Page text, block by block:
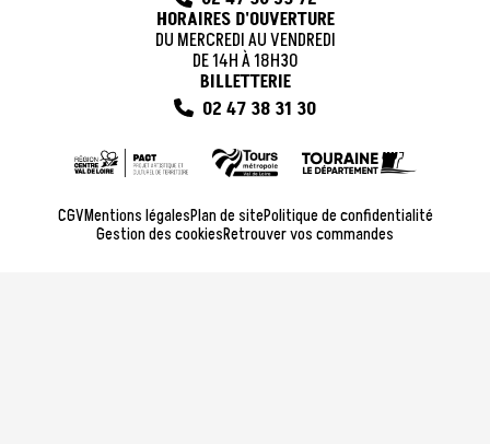
HORAIRES D'OUVERTURE
DU MERCREDI AU VENDREDI
DE 14H À 18H30
BILLETTERIE
02 47 38 31 30
CGVMentions légalesPlan de sitePolitique de confidentialité
Gestion des cookiesRetrouver vos commandes